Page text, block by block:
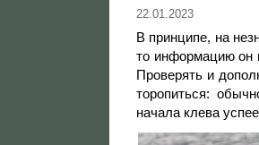
22.01.2023
В принципе, на
то информацию он
Проверять и
торопиться:
начала клева